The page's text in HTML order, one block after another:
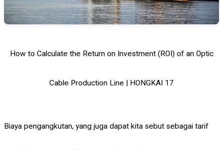
How to Calculate the Return on Investment (ROI) of an Optic
Cable Production Line | HONGKAI 17
Biaya pengangkutan, yang juga dapat kita sebut sebagai tarif